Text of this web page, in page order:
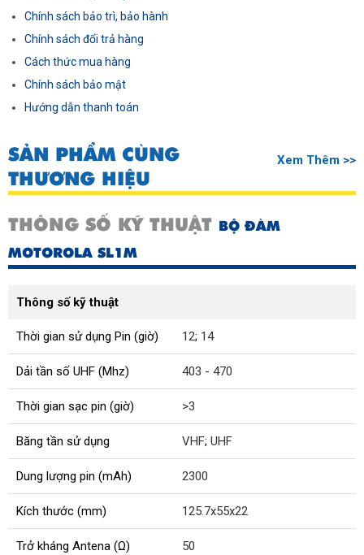
Chính sách bảo trì, bảo hành
Chính sách đổi trả hàng
Cách thức mua hàng
Chính sách bảo mật
Hướng dẫn thanh toán
SẢN PHẨM CÙNG
THƯƠNG HIỆU
Xem Thêm >>
THÔNG SỐ KỸ THUẬT BỘ ĐÀM
MOTOROLA SL1M
Thông số kỹ thuật
Thời gian sử dụng Pin (giờ) 12; 14
Dải tần số UHF (Mhz) 403 - 470
Thời gian sạc pin (giờ) >3
Băng tần sử dụng VHF; UHF
Dung lượng pin (mAh) 2300
Kích thước (mm) 125.7x55x22
Trở kháng Antena (Ω) 50